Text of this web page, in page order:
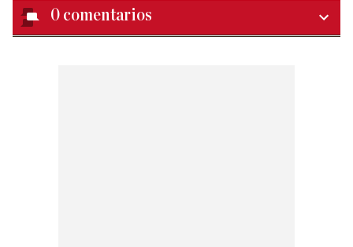
0 comentarios